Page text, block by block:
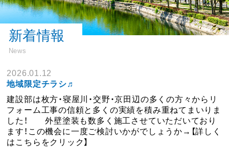
新着情報
News
2026.01.12
地域限定チラシ♬
建設部は枚方・寝屋川・交野・京田辺の多くの方々からリ
フォーム工事の信頼と多くの実績を積み重ねてまいりま
した！ 外壁塗装も数多く施工させていただいており
ます！この機会に一度ご検討いかがでしょうか→【詳しく
はこちらをクリック】